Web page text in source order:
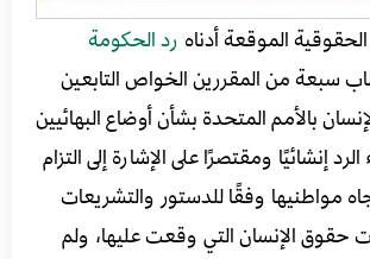
الموقعة أدناه رد الحكومة
سبعة من المقررين الخواص التابعين
بالأمم المتحدة بشأن أوضاع البهائيين
إنشائيًا ومقتصرًا على الإشارة إلى التزام
مواطنيها وفقًا للدستور والتشريعات
حقوق الإنسان التي وقعت عليها، ولم